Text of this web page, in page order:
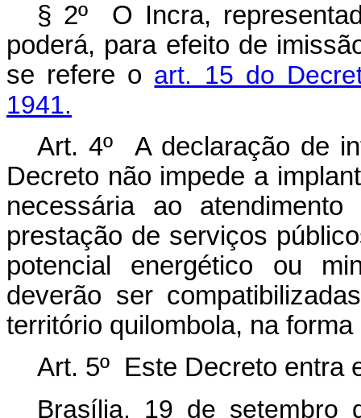
§ 2º O Incra,
poderá, para efeito de
se refere o art. 15 do
1941.
Art. 4º A declaração de
Decreto não impede a
necessária ao
prestação de serviços
potencial energético ou
deverão ser
território quilombola, na
Art. 5º Este Decreto entra
Brasília, 19 de setembro